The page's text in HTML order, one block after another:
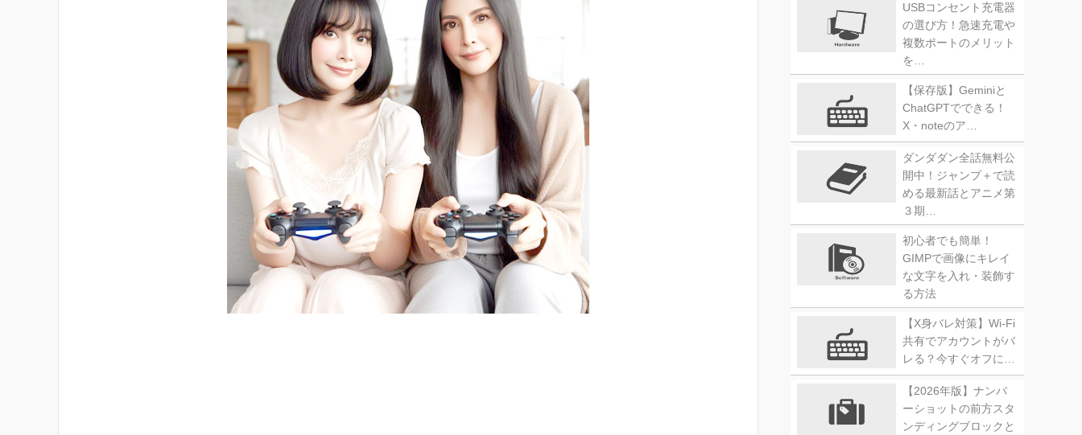
USBコンセント充電器
の選び方！急速充電や
複数ポートのメリット
を…
【保存版】Geminiと
ChatGPTでできる！
X・noteのア…
ダンダダン全話無料公
開中！ジャンプ＋で読
める最新話とアニメ第
３期…
初心者でも簡単！
GIMPで画像にキレイ
な文字を入れ・装飾す
る方法
【X身バレ対策】Wi-Fi
共有でアカウントがバ
レる？今すぐオフに…
【2026年版】ナンバ
ーショットの前方スタ
ンディングブロックと